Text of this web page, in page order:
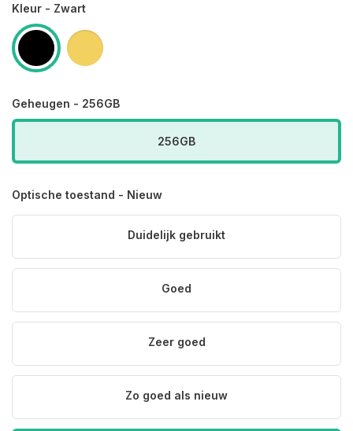
Kleur - Zwart
Geheugen - 256GB
256GB
Optische toestand - Nieuw
Duidelijk gebruikt
Goed
Zeer goed
Zo goed als nieuw